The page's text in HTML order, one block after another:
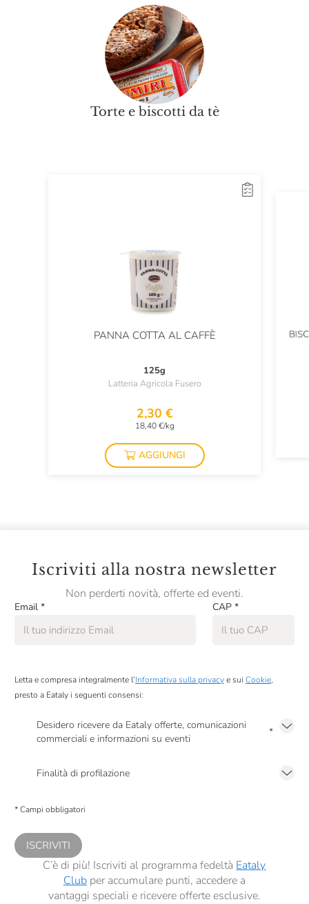
Torte e biscotti da tè
PANNA COTTA AL CAFFÈ
125g
Latteria Agricola Fusero
2,30 €
18,40 €/kg
AGGIUNGI
Iscriviti alla nostra newsletter
Non perderti novità, offerte ed eventi.
Email * CAP *
Letta e compresa integralmente l’Informativa sulla privacye sui Cookie,
presto a Eataly i seguenti consensi:
Desidero ricevere da Eataly offerte, comunicazioni
commerciali e informazioni su eventi
*
Finalità di profilazione
comunicazioni commerciali personalizzate, in caso di consenso prestato ai
* Campi obbligatori
ISCRIVITI
C’è di più! Iscriviti al programma fedeltà Eataly
Clubper accumulare punti, accedere a
vantaggi speciali e ricevere offerte esclusive.